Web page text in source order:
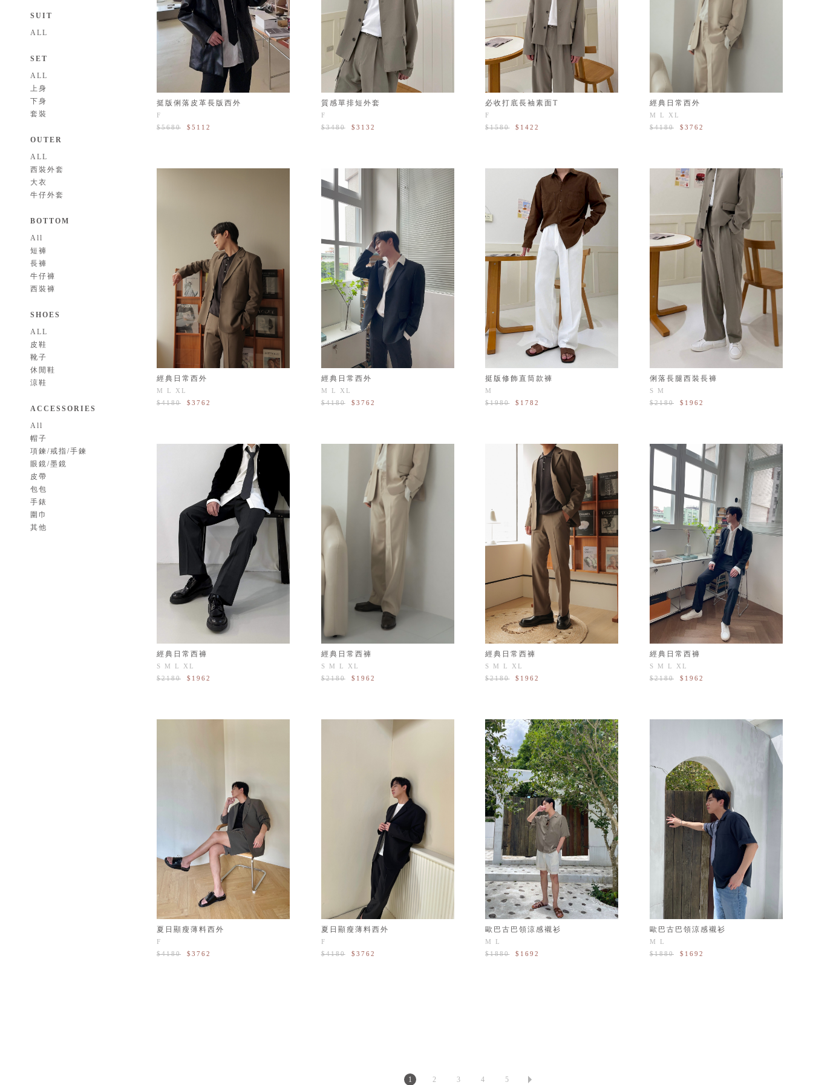
SUIT
ALL
SET
ALL
上身
下身
套裝
OUTER
ALL
西裝外套
大衣
牛仔外套
BOTTOM
All
短褲
長褲
牛仔褲
西裝褲
SHOES
ALL
皮鞋
靴子
休閒鞋
涼鞋
ACCESSORIES
All
帽子
項鍊/戒指/手鍊
眼鏡/墨鏡
皮帶
包包
手錶
圍巾
其他
挺版俐落皮革長版西外
F
$5680
$5112
質感單排短外套
F
$3480
$3132
必收打底長袖素面T
F
$1580
$1422
經典日常西外
M L
XL
$4180
$3762
經典日常西外
M L
XL
$4180
$3762
經典日常西外
M L
XL
$4180
$3762
挺版修飾直筒款褲
M
$1980
$1782
俐落長腿西裝長褲
S
M
$2180
$1962
經典日常西褲
S M L
XL
$2180
$1962
經典日常西褲
S M L
XL
$2180
$1962
經典日常西褲
S M L
XL
$2180
$1962
經典日常西褲
S M L
XL
$2180
$1962
夏日顯瘦薄料西外
F
$4180
$3762
夏日顯瘦薄料西外
F
$4180
$3762
歐巴古巴領涼感襯衫
M
L
$1880
$1692
歐巴古巴領涼感襯衫
M
L
$1880
$1692
1 2 3 4 5